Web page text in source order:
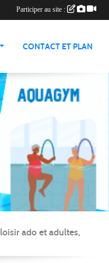
CONTACT ET PLAN
ado et adultes,
Participer au site :